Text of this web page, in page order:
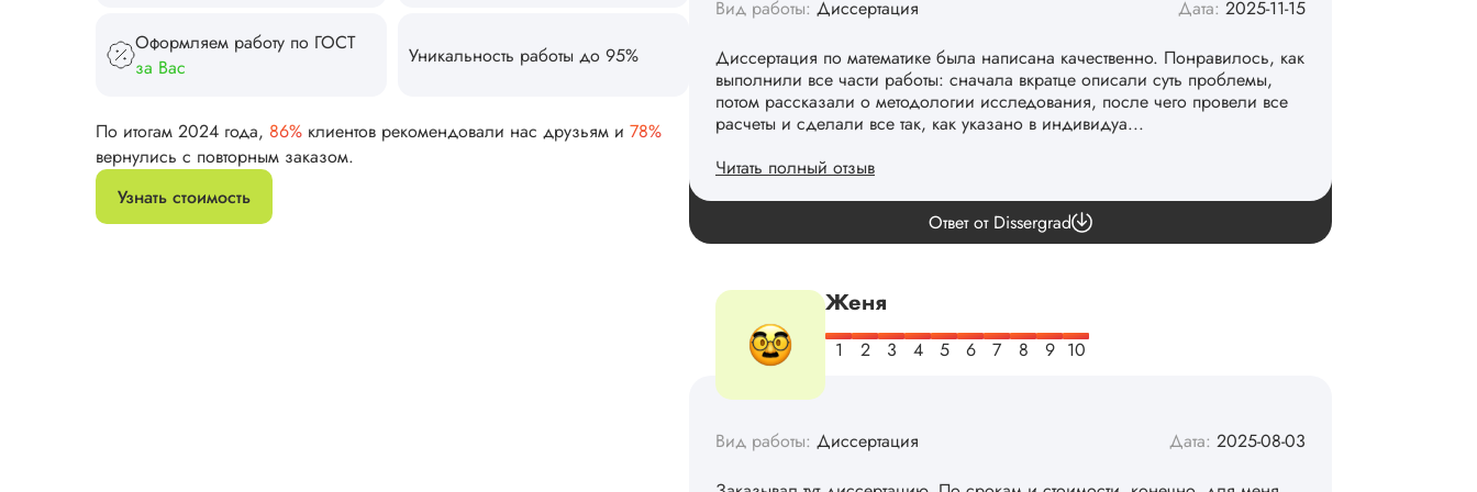
Оформляем работу по ГОСТ
за Вас
Уникальность работы до 95%
По итогам 2024 года, 86% клиентов рекомендовали нас друзьям и 78%
вернулись с повторным заказом.
Узнать стоимость
Вид работы: Диссертация Дата: 2025-11-15
Диссертация по математике была написана качественно. Понравилось, как
выполнили все части работы: сначала вкратце описали суть проблемы,
потом рассказали о методологии исследования, после чего провели все
расчеты и сделали все так, как указано в индивидуа...
Читать полный отзыв
Спасибо! Передадим ваши слова команде. 👏
Ответ от Dissergrad
Женя
Вид работы: Диссертация Дата: 2025-08-03